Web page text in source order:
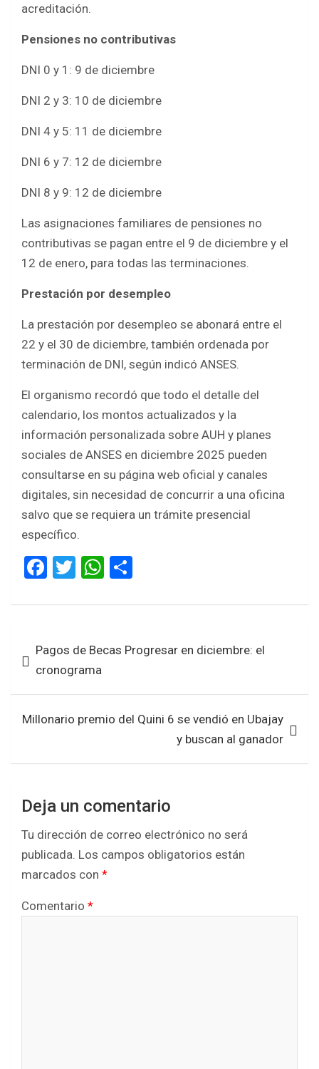
acreditación.
Pensiones no contributivas
DNI 0 y 1: 9 de diciembre
DNI 2 y 3: 10 de diciembre
DNI 4 y 5: 11 de diciembre
DNI 6 y 7: 12 de diciembre
DNI 8 y 9: 12 de diciembre
Las asignaciones familiares de pensiones no
contributivas se pagan entre el 9 de diciembre y el
12 de enero, para todas las terminaciones.
Prestación por desempleo
La prestación por desempleo se abonará entre el
22 y el 30 de diciembre, también ordenada por
terminación de DNI, según indicó ANSES.
El organismo recordó que todo el detalle del
calendario, los montos actualizados y la
información personalizada sobre AUH y planes
sociales de ANSES en diciembre 2025 pueden
consultarse en su página web oficial y canales
digitales, sin necesidad de concurrir a una oficina
salvo que se requiera un trámite presencial
específico.
F
ce
o
o
k
T
tt
W
at
A
p
ar
de
entradas
Pagos de Becas Progresar en diciembre: el
cronograma
Millonario premio del Quini 6 se vendió en Ubajay
y buscan al ganador
Deja un comentario
Tu dirección de correo electrónico no será
publicada. Los campos obligatorios están
marcados con *
Comentario *